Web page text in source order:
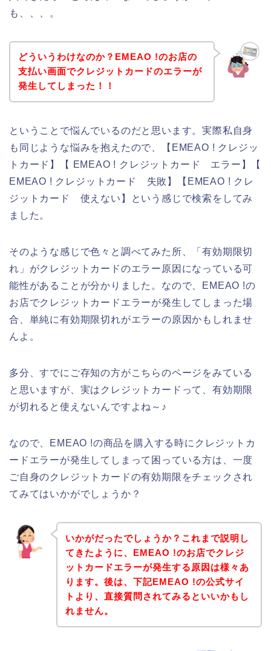
も、、、。
どういうわけなのか？EMEAO !のお店の
支払い画面でクレジットカードのエラーが
発生してしまった！！
ということで悩んでいるのだと思います。実際私自身
も同じような悩みを抱えたので、【EMEAO ! クレジッ
トカード】【 EMEAO ! クレジットカード エラー】【
EMEAO ! クレジットカード 失敗】【EMEAO ! クレ
ジットカード 使えない】という感じで検索をしてみ
ました。
そのような感じで色々と調べてみた所、「有効期限切
れ」がクレジットカードのエラー原因になっている可
能性があることが分かりました。なので、EMEAO !の
お店でクレジットカードエラーが発生してしまった場
合、単純に有効期限切れがエラーの原因かもしれませ
んよ。
多分、すでにご存知の方がこちらのページをみている
と思いますが、実はクレジットカードって、有効期限
が切れると使えないんですよね～♪
なので、EMEAO !の商品を購入する時にクレジットカ
ードエラーが発生してしまって困っている方は、一度
ご自身のクレジットカードの有効期限をチェックされ
てみてはいかがでしょうか？
いかがだったでしょうか？これまで説明し
てきたように、EMEAO !のお店でクレジ
ットカードエラーが発生する原因は様々あ
ります。後は、下記EMEAO !の公式サイ
トより、直接質問されてみるといいかもし
れません。